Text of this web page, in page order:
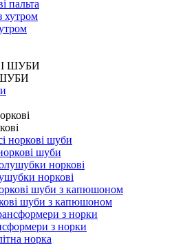
пальта
шуби
норкові
шуби з капюшоном
з норки